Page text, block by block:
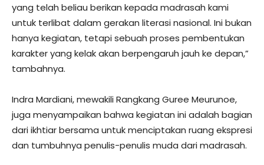
yang telah beliau berikan kepada madrasah kami
untuk terlibat dalam gerakan literasi nasional. Ini bukan
hanya kegiatan, tetapi sebuah proses pembentukan
karakter yang kelak akan berpengaruh jauh ke depan,”
tambahnya.
Indra Mardiani, mewakili Rangkang Guree Meurunoe,
juga menyampaikan bahwa kegiatan ini adalah bagian
dari ikhtiar bersama untuk menciptakan ruang ekspresi
dan tumbuhnya penulis-penulis muda dari madrasah.